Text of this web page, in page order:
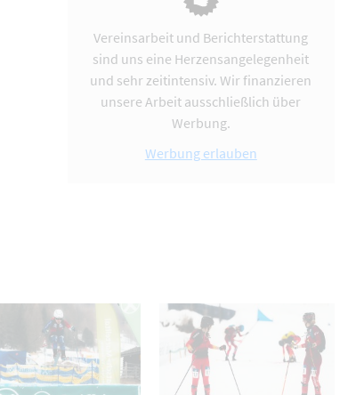
Vereinsarbeit und Berichterstattung
sind uns eine Herzensangelegenheit
und sehr zeitintensiv. Wir finanzieren
unsere Arbeit ausschließlich über
Werbung.
Werbung erlauben